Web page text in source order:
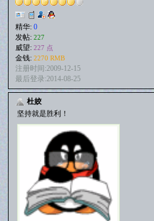
精华:0
发帖:227
威望:227 点
金钱:2270 RMB
注册时间:2009-12-15
最后登录:2014-08-25
杜姣
坚持就是胜利！